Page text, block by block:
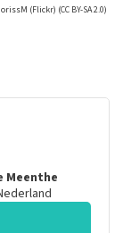
(Flickr) (CC BY-SA 2.0)
Meenthe